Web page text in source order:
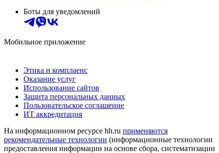
Боты для уведомлений
Мобильное приложение
Этика и комплаенс
Оказание услуг
Использование сайтов
Защита персональных данных
Пользовательское соглашение
ИТ аккредитация
На информационном ресурсе hh.ru применяются
рекомендательные технологии (информационные технологии
предоставления информации на основе сбора, систематизации